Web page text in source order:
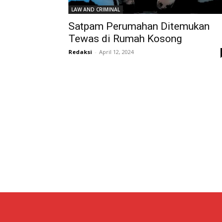
LAW AND CRIMINAL
Satpam Perumahan Ditemukan
Tewas di Rumah Kosong
Redaksi - April 12, 2024